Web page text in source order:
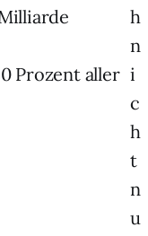
Prozent aller
h
n
i
c
h
t
n
u